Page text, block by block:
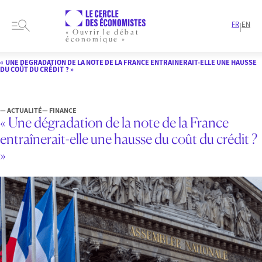
« Ouvrir le débat
économique »
FR|EN
« UNE DÉGRADATION DE LA NOTE DE LA FRANCE ENTRAÎNERAIT-ELLE UNE HAUSSE
DU COÛT DU CRÉDIT ? »
— ACTUALITÉ— FINANCE
« Une dégradation de la note de la France
entraînerait-elle une hausse du coût du crédit ?
»